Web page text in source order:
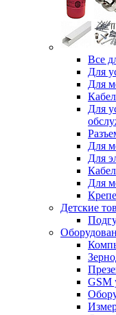
Все
Для
Для
Для
Для
Для
Для
Детские
GSM